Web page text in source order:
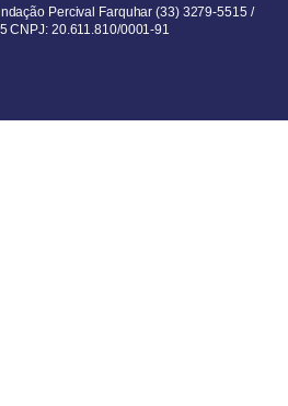
Percival Farquhar (33) 3279-5515 /
CNPJ: 20.611.810/0001-91